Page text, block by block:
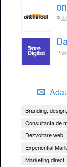
Branding,
Consultanta de
Dezvoltare web
Experiential
Marketing direct